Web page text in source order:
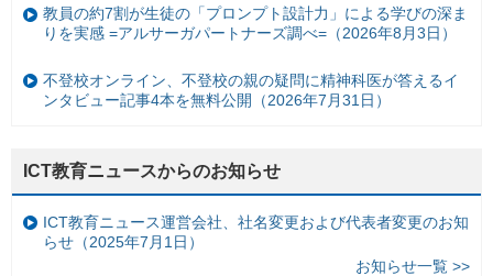
教員の約7割が生徒の「プロンプト設計力」による学びの深ま
りを実感 =アルサーガパートナーズ調べ=（2026年8月3日）
不登校オンライン、不登校の親の疑問に精神科医が答えるイ
ンタビュー記事4本を無料公開（2026年7月31日）
ICT教育ニュースからのお知らせ
ICT教育ニュース運営会社、社名変更および代表者変更のお知
らせ（2025年7月1日）
お知らせ一覧 >>